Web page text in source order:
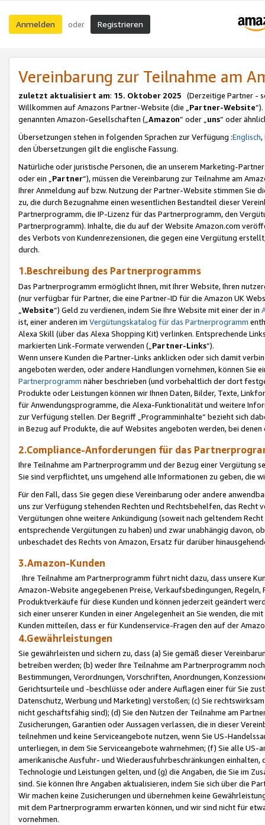
Anmelden oder Registrieren
Vereinbarung zur Teilnahme am
zuletzt aktualisiert am: 15. Oktober 2025 (Derzeitige Partner -
Willkommen auf Amazons Partner-Website (die „Partner-Website
genannten Amazon-Gesellschaften („Amazon“ oder „uns“ oder
Übersetzungen stehen in folgenden Sprachen zur Verfügung :Englisch,
den Übersetzungen gilt die englische Fassung.
Natürliche oder juristische Personen, die an unserem Marketing-
oder ein „Partner“), müssen die Vereinbarung zur Teilnahme am
Ihrer Anmeldung auf bzw. Nutzung der Partner-Website stimmen Sie
zu, die durch Bezugnahme einen wesentlichen Bestandteil dieser
Partnerprogramm, die IP-Lizenz für das Partnerprogramm, den
Partnerprogramm). Inhalte, die du auf der Website Amazon.com
des Verbots von Kundenrezensionen, die gegen eine Vergütung
durch.
1.Beschreibung des Partnerprogramms
Das Partnerprogramm ermöglicht Ihnen, mit Ihrer Website, Ihren
(nur verfügbar für Partner, die eine Partner-ID für die Amazon UK
Website“) Geld zu verdienen, indem Sie Ihre Website mit einer der in
ist, einer anderen im Vergütungskatalog für das Partnerprogramm
Alexa Skill (über das Alexa Shopping Kit) verlinken. Entsprechende
markierten Link-Formate verwenden („ Partner-Links“).
Wenn unsere Kunden die Partner-Links anklicken oder sich damit
angeboten werden, oder andere Handlungen vornehmen, können Sie
Partnerprogramm näher beschrieben (und vorbehaltlich der dort
Produkte oder Leistungen können wir Ihnen Daten, Bilder, Texte,
für Anwendungsprogramme, die Alexa-Funktionalität und weitere
zur Verfügung stellen. Der Begriff „Programminhalte“ bezieht sich
in Bezug auf Produkte, die auf Websites angeboten werden, bei
2.Compliance-Anforderungen für das
Ihre Teilnahme am Partnerprogramm und der Bezug einer Vergütung
Sie sind verpflichtet, uns umgehend alle Informationen zu geben, die
Für den Fall, dass Sie gegen diese Vereinbarung oder andere
uns zur Verfügung stehenden Rechten und Rechtsbehelfen, das
Vergütungen ohne weitere Ankündigung (soweit nach geltendem
entsprechende Vergütungen zu haben) und zwar unabhängig davon,
unbeschadet des Rechts von Amazon, Ersatz für darüber
3.Amazon-Kunden
Ihre Teilnahme am Partnerprogramm führt nicht dazu, dass unsere
Amazon-Website angegebenen Preise, Verkaufsbedingungen,
Produktverkäufe für diese Kunden und können jederzeit geändert
sich einer unserer Kunden in einer Angelegenheit an Sie wenden, die
Kunden mitteilen, dass er für Kundenservice-Fragen den auf der
4.Gewährleistungen
Sie gewährleisten und sichern zu, dass (a) Sie gemäß dieser
betreiben werden; (b) weder Ihre Teilnahme am Partnerprogramm
Bestimmungen, Verordnungen, Vorschriften, Anordnungen,
Gerichtsurteile und -beschlüsse oder andere Auflagen einer für Sie
Datenschutz, Werbung und Marketing) verstoßen; (c) Sie
nicht geschäftsfähig sind); (d) Sie den Nutzen der Teilnahme am
Zusicherungen, Garantien oder Aussagen verlassen, die in dieser
teilnehmen und keine Serviceangebote nutzen, wenn Sie US-
unterliegen, in dem Sie Serviceangebote wahrnehmen; (f) Sie alle
amerikanische Ausfuhr- und Wiederausfuhrbeschränkungen
Technologie und Leistungen gelten, und (g) die Angaben, die Sie im
sind. Sie können Ihre Angaben aktualisieren, indem Sie sich über die
Wir machen keine Zusicherungen und übernehmen keine
mit dem Partnerprogramm erwarten können, und wir sind nicht für
vornehmen.